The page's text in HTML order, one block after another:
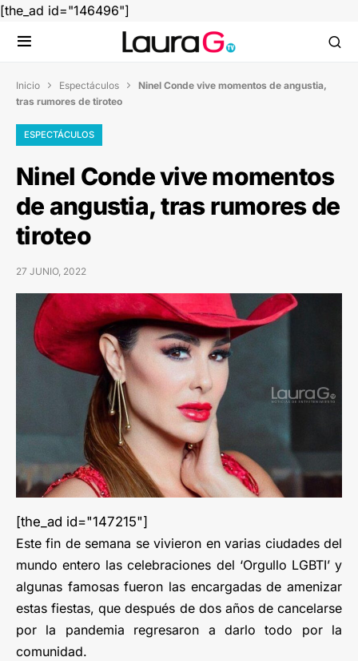
[the_ad id="146496"]
Inicio  Espectáculos  Ninel Conde vive momentos de angustia,
tras rumores de tiroteo
ESPECTÁCULOS
Ninel Conde vive momentos
de angustia, tras rumores de
tiroteo
27 JUNIO, 2022
[the_ad id="147215"]
Este fin de semana se vivieron en varias ciudades del
mundo entero las celebraciones del ‘Orgullo LGBTI’ y
algunas famosas fueron las encargadas de amenizar
estas fiestas, que después de dos años de cancelarse
por la pandemia regresaron a darlo todo por la
comunidad.